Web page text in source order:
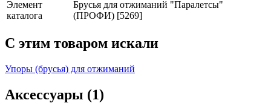
Элемент
каталога
Брусья для отжиманий "Паралетсы"
(ПРОФИ) [5269]
C этим товаром искали
Упоры (брусья) для отжиманий
Аксессуары (1)